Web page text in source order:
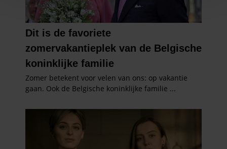
personaliseren, om functies voor social media te bieden
en om ons websiteverkeer te analyseren. Ook delen we
informatie over uw gebruik van onze site met onze
partners kunnen deze gegevens combineren met andere
informatie die u aan ze heeft verstrekt of die ze hebben
verzameld op basis van uw gebruik van hun services. U
gaat akkoord met onze cookies als u onze website blijft